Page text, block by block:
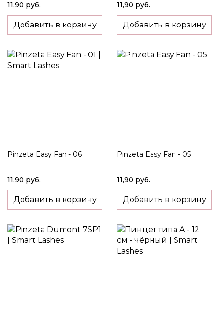
11,90 руб.
Добавить в корзину
11,90 руб.
Добавить в корзину
Pinzeta Easy Fan - 06
11,90 руб.
Добавить в корзину
Pinzeta Easy Fan - 05
11,90 руб.
Добавить в корзину